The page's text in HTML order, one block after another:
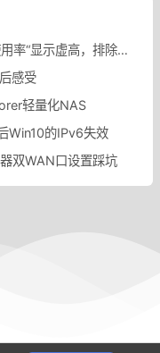
安装luci-app-minidlna后状态页“cpu使用率“显示虚高，排除过程记录。
感受
轻量化NAS
Win10的IPv6失效
双WAN口设置踩坑